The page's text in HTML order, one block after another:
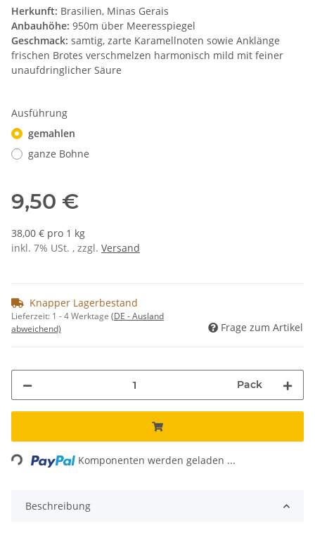
Herkunft: Brasilien, Minas Gerais
Anbauhöhe: 950m über Meeresspiegel
Geschmack: samtig, zarte Karamellnoten sowie Anklänge
frischen Brotes verschmelzen harmonisch mild mit feiner
unaufdringlicher Säure
Ausführung
gemahlen
ganze Bohne
9,50 €
38,00 € pro 1 kg
inkl. 7% USt. , zzgl. Versand
Knapper Lagerbestand
Lieferzeit: 1 - 4 Werktage (DE - Ausland
abweichend)
Frage zum Artikel
Pack
Loading... Komponenten werden geladen ...
Beschreibung